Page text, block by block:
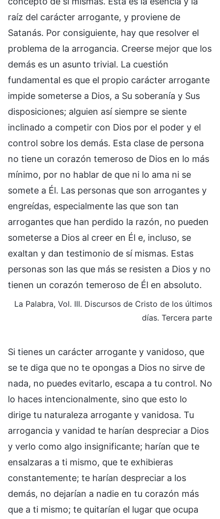
raíz del carácter arrogante, y proviene de
Satanás. Por consiguiente, hay que resolver el
problema de la arrogancia. Creerse mejor que los
demás es un asunto trivial. La cuestión
fundamental es que el propio carácter arrogante
impide someterse a Dios, a Su soberanía y Sus
disposiciones; alguien así siempre se siente
inclinado a competir con Dios por el poder y el
control sobre los demás. Esta clase de persona
no tiene un corazón temeroso de Dios en lo más
mínimo, por no hablar de que ni lo ama ni se
somete a Él. Las personas que son arrogantes y
engreídas, especialmente las que son tan
arrogantes que han perdido la razón, no pueden
someterse a Dios al creer en Él e, incluso, se
exaltan y dan testimonio de sí mismas. Estas
personas son las que más se resisten a Dios y no
tienen un corazón temeroso de Él en absoluto.
La Palabra, Vol. III. Discursos de Cristo de los últimos
días. Tercera parte
Si tienes un carácter arrogante y vanidoso, que
se te diga que no te opongas a Dios no sirve de
nada, no puedes evitarlo, escapa a tu control. No
lo haces intencionalmente, sino que esto lo
dirige tu naturaleza arrogante y vanidosa. Tu
arrogancia y vanidad te harían despreciar a Dios
y verlo como algo insignificante; harían que te
ensalzaras a ti mismo, que te exhibieras
constantemente; te harían despreciar a los
demás, no dejarían a nadie en tu corazón más
que a ti mismo; te quitarían el lugar que ocupa